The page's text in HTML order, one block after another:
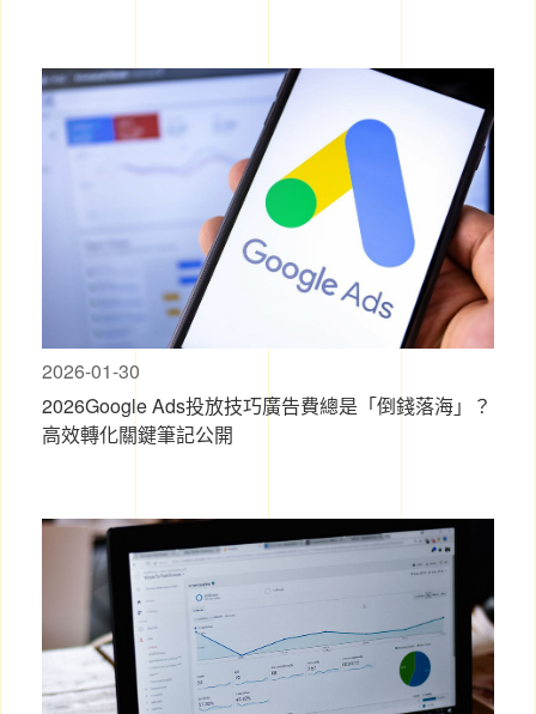
2026-01-30
2026Google Ads投放技巧廣告費總是「倒錢落海」？
高效轉化關鍵筆記公開